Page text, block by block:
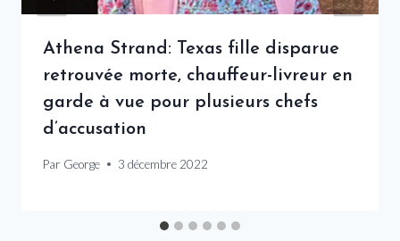
Athena Strand: Texas fille disparue
retrouvée morte, chauffeur-livreur en
garde à vue pour plusieurs chefs
d’accusation
Par George 3 décembre 2022